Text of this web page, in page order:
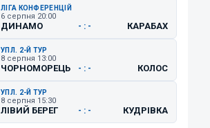
ЛІГА КОНФЕРЕНЦІЙ
6 серпня 20:00
ДИНАМО - : - КАРАБАХ
УПЛ. 2-Й ТУР
8 серпня 13:00
ЧОРНОМОРЕЦЬ - : - КОЛОС
УПЛ. 2-Й ТУР
8 серпня 15:30
ЛІВИЙ БЕРЕГ - : - КУДРІВКА